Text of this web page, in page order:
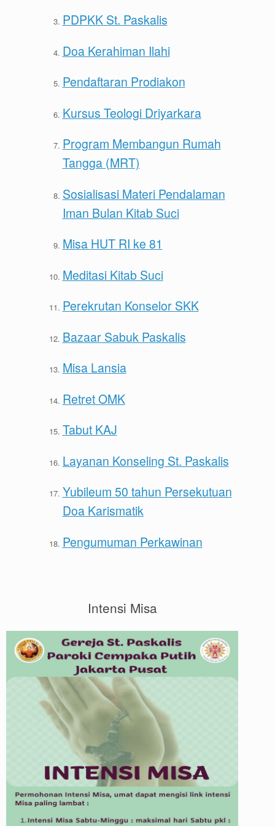
PDPKK St. Paskalis
Doa Kerahiman Ilahi
Pendaftaran Prodiakon
Kursus Teologi Driyarkara
Program Membangun Rumah
Tangga (MRT)
Sosialisasi Materi Pendalaman
Iman Bulan Kitab Suci
Misa HUT RI ke 81
Meditasi Kitab Suci
Perekrutan Konselor SKK
Bazaar Sabuk Paskalis
Misa Lansia
Retret OMK
Tabut KAJ
Layanan Konseling St. Paskalis
Yubileum 50 tahun Persekutuan
Doa Karismatik
Pengumuman Perkawinan
Intensi Misa